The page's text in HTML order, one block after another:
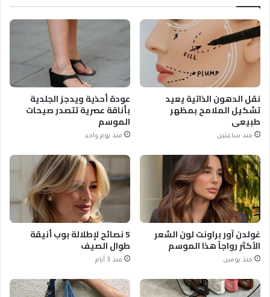
نقل الدهون الذاتية يعيد
تشكيل الملامح بمظهر
طبيعي
منذ ساعتين
عودة أحذية ويدجز الجلدية
بأناقة عصرية تتصدر صيحات
الموسم
منذ يوم واحد
غولدن آور براونت لون الشعر
الأكثر رواجاً هذا الموسم
منذ يومين
5 نصائح لإطلالة بوب أنيقة
طوال الصيف
منذ 3 أيام